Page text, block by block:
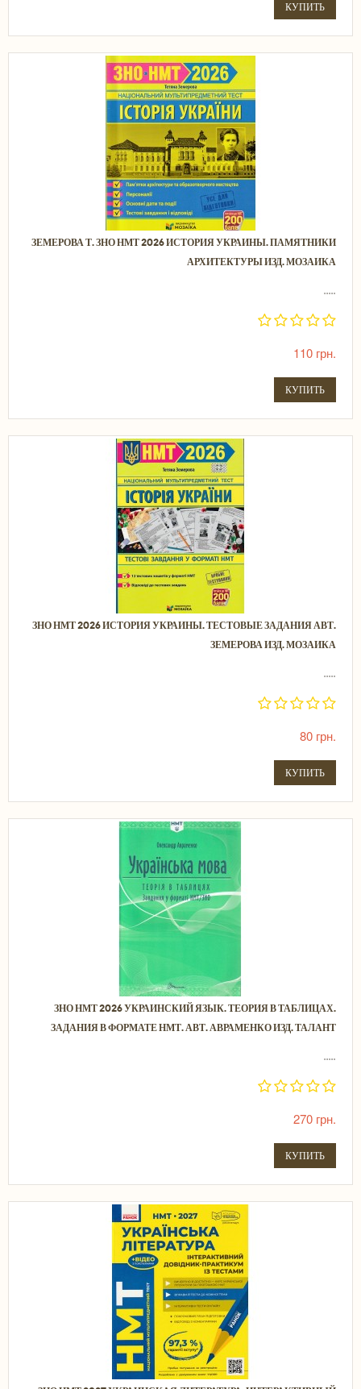
КУПИТЬ
ЗЕМЕРОВА Т. ЗНО НМТ 2026 ИСТОРИЯ УКРАИНЫ. ПАМЯТНИКИ
АРХИТЕКТУРЫ ИЗД. МОЗАИКА
.....
110 грн.
КУПИТЬ
ЗНО НМТ 2026 ИСТОРИЯ УКРАИНЫ. ТЕСТОВЫЕ ЗАДАНИЯ АВТ.
ЗЕМЕРОВА ИЗД. МОЗАИКА
.....
80 грн.
КУПИТЬ
ЗНО НМТ 2026 УКРАИНСКИЙ ЯЗЫК. ТЕОРИЯ В ТАБЛИЦАХ.
ЗАДАНИЯ В ФОРМАТЕ НМТ. АВТ. АВРАМЕНКО ИЗД. ТАЛАНТ
.....
270 грн.
КУПИТЬ